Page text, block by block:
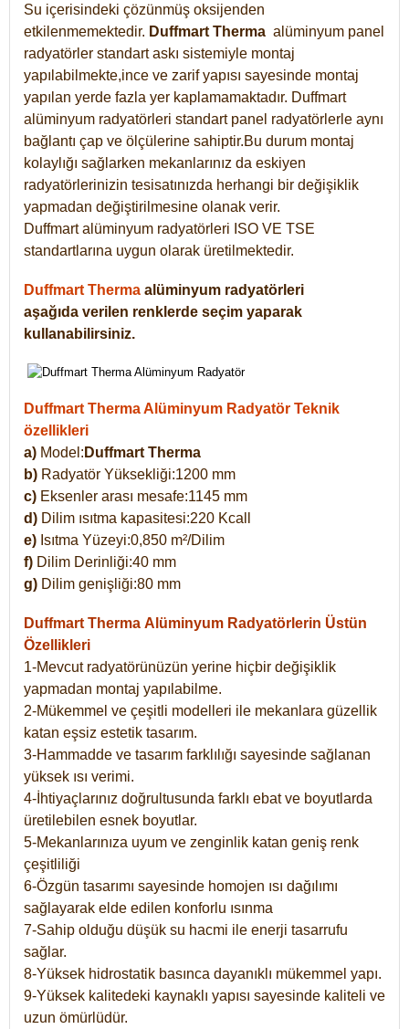
Su içerisindeki çözünmüş oksijenden
etkilenmemektedir. Duffmart Therma alüminyum panel
radyatörler standart askı sistemiyle montaj
yapılabilmekte,ince ve zarif yapısı sayesinde montaj
yapılan yerde fazla yer kaplamamaktadır. Duffmart
alüminyum radyatörleri standart panel radyatörlerle aynı
bağlantı çap ve ölçülerine sahiptir.Bu durum montaj
kolaylığı sağlarken mekanlarınız da eskiyen
radyatörlerinizin tesisatınızda herhangi bir değişiklik
yapmadan değiştirilmesine olanak verir.
Duffmart alüminyum radyatörleri ISO VE TSE
standartlarına uygun olarak üretilmektedir.
Duffmart Therma alüminyum radyatörleri
aşağıda verilen renklerde seçim yaparak
kullanabilirsiniz.
Duffmart Therma Alüminyum Radyatör Teknik
özellikleri
a) Model: Duffmart Therma
b) Radyatör Yüksekliği:1200 mm
c) Eksenler arası mesafe:1145 mm
d) Dilim ısıtma kapasitesi:220 Kcall
e) Isıtma Yüzeyi:0,850 m²/Dilim
f) Dilim Derinliği:40 mm
g) Dilim genişliği:80 mm
Duffmart Therma Alüminyum Radyatörlerin Üstün
Özellikleri
1-Mevcut radyatörünüzün yerine hiçbir değişiklik
yapmadan montaj yapılabilme.
2-Mükemmel ve çeşitli modelleri ile mekanlara güzellik
katan eşsiz estetik tasarım.
3-Hammadde ve tasarım farklılığı sayesinde sağlanan
yüksek ısı verimi.
4-İhtiyaçlarınız doğrultusunda farklı ebat ve boyutlarda
üretilebilen esnek boyutlar.
5-Mekanlarınıza uyum ve zenginlik katan geniş renk
çeşitliliği
6-Özgün tasarımı sayesinde homojen ısı dağılımı
sağlayarak elde edilen konforlu ısınma
7-Sahip olduğu düşük su hacmi ile enerji tasarrufu
sağlar.
8-Yüksek hidrostatik basınca dayanıklı mükemmel yapı.
9-Yüksek kalitedeki kaynaklı yapısı sayesinde kaliteli ve
uzun ömürlüdür.